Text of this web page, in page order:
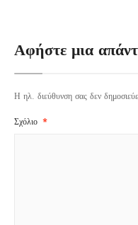
Αφήστε μια
Η ηλ. διεύθυνση σας δεν
Σχόλιο *